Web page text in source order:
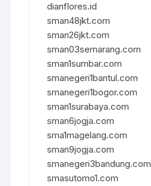
dianflores.id
sman48jkt.com
sman26jkt.com
sman03semarang.com
sman1sumbar.com
smanegeri1bantul.com
smanegeri1bogor.com
sman1surabaya.com
sman6jogja.com
sma1magelang.com
sman9jogja.com
smanegeri3bandung.com
smasutomo1.com